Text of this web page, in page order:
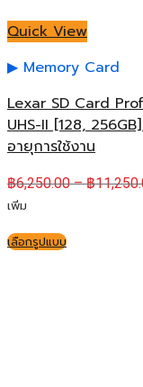
Quick View
Memory Card
Lexar SD Card
UHS-II [128,
อายุการใช้งาน
฿6,250.00–฿
เพิ่ม
เลือกรูปแบบ